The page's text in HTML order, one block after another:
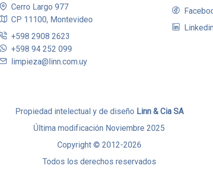
Cerro Largo 977
CP 11100, Montevideo
+598 2908 2623
+598 94 252 099
limpieza@linn.com.uy
Propiedad intelectual y de diseño Linn & Cia SA
Última modificación Noviembre 2025
Copyright © 2012-2026
Todos los derechos reservados